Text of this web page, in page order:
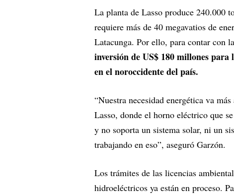
La planta de Lasso produce 240.000
requiere más de 40 megavatios de
Latacunga. Por ello, para contar con
inversión de US$ 180 millones
en el noroccidente del país.
“Nuestra necesidad energética va
Lasso, donde el horno eléctrico que
y no soporta un sistema solar, ni un
trabajando en eso”, aseguró Garzón.
Los trámites de las licencias
hidroeléctricos ya están en proceso.